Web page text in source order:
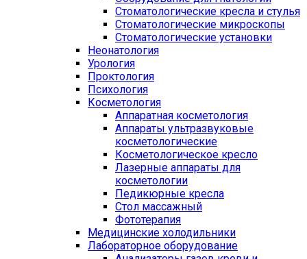
Стоматологические кресла и стулья
Стоматологические микроскопы
Стоматологические установки
Неонатология
Урология
Проктология
Психология
Косметология
Аппаратная косметология
Аппараты ультразвуковые
косметологические
Косметологическое кресло
Лазерные аппараты для
косметологии
Педикюрные кресла
Стол массажный
Фототерапия
Медицинские холодильники
Лабораторное оборудование